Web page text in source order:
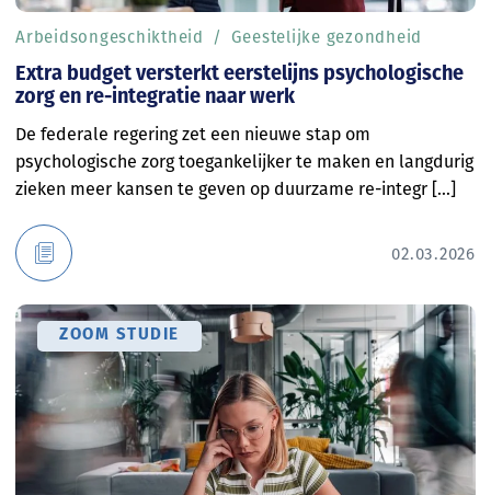
Extra budget versterkt eerstelijns psychologische
zorg en re-integratie naar werk
De federale regering zet een nieuwe stap om
psychologische zorg toegankelijker te maken en langdurig
zieken meer kansen te geven op duurzame re-integr [...]
Arbeidsongeschiktheid Geestelijke gezondheid
02.03.2026
ZOOM STUDIE